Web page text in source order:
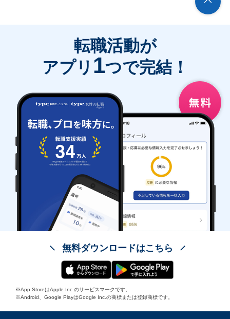
転職活動が
アプリ 1つで完結！
無料ダウンロードはこちら
※App StoreはApple Inc.のサービスマークです。
※Android、Google PlayはGoogle Inc.の商標または登録商標です。